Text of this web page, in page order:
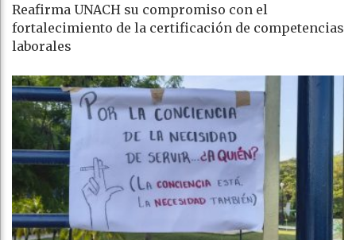
Reafirma UNACH su compromiso con el
fortalecimiento de la certificación de competencias
laborales